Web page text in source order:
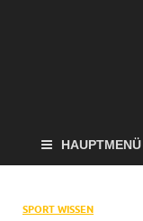
HAUPTMENÜ
SPORT WISSEN